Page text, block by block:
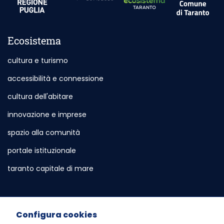
Ecosistema
cultura e turismo
accessibilità e connessione
cultura dell'abitare
innovazione e imprese
spazio alla comunità
portale istituzionale
taranto capitale di mare
Configura cookies